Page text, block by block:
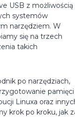
USB z możliwością
systemów
narzędziem. W
się na trzech
takich
po narzędziach,
pamięci
Linuxa oraz
krok po kroku, jak